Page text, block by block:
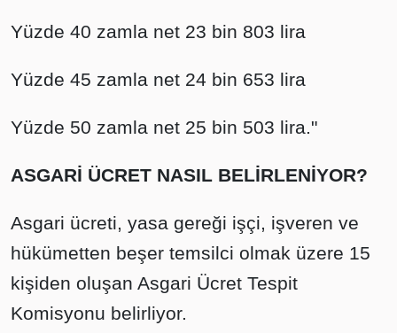
Yüzde 40 zamla net 23 bin 803 lira
Yüzde 45 zamla net 24 bin 653 lira
Yüzde 50 zamla net 25 bin 503 lira."
ASGARİ ÜCRET NASIL BELİRLENİYOR?
Asgari ücreti, yasa gereği işçi, işveren ve
hükümetten beşer temsilci olmak üzere 15
kişiden oluşan Asgari Ücret Tespit
Komisyonu belirliyor.